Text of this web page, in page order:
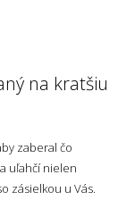
na kratšiu
zaberal čo
uľahčí nielen
zásielkou u Vás.